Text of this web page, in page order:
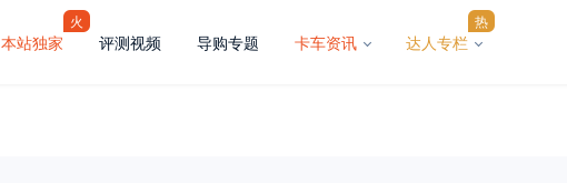
本站独家
火
评测视频 导购专题 卡车资讯 达人专栏
热